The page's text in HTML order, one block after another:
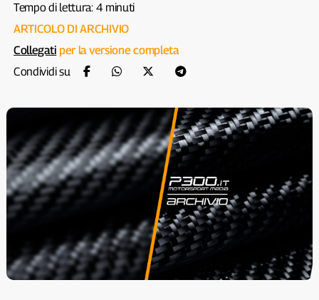
Tempo di lettura: 4 minuti
ARTICOLO DI ARCHIVIO
Collegati per la versione completa
Condividi su